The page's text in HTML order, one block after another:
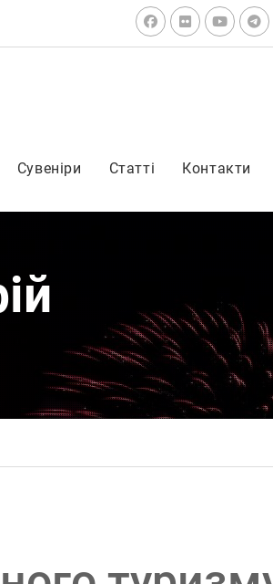
Facebook
FlickrYoutube
Сувеніри Статті Контакти